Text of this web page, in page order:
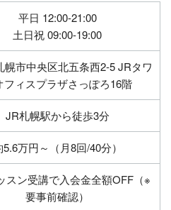
平日 12:00-21:00
土日祝 09:00-19:00
幌市中央区北五条西2-5 JRタワ
フィスプラザさっぽろ16階
JR札幌駅から徒歩3分
5.6万円～（月8回/40分）
スン受講で入会金全額OFF（※
要事前確認）